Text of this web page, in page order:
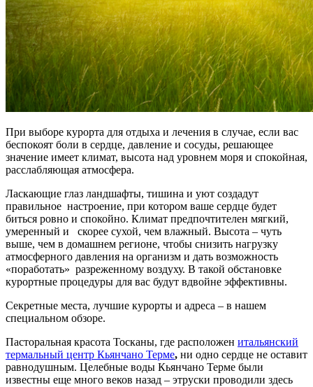
При выборе курорта для отдыха и лечения в случае, если вас
беспокоят боли в сердце, давление и сосуды, решающее
значение имеет климат, высота над уровнем моря и спокойная,
расслабляющая атмосфера.
Ласкающие глаз ландшафты, тишина и уют создадут
правильное настроение, при котором ваше сердце будет
биться ровно и спокойно. Климат предпочтителен мягкий,
умеренный и скорее сухой, чем влажный. Высота – чуть
выше, чем в домашнем регионе, чтобы снизить нагрузку
атмосферного давления на организм и дать возможность
«поработать» разреженному воздуху. В такой обстановке
курортные процедуры для вас будут вдвойне эффективны.
Секретные места, лучшие курорты и адреса – в нашем
специальном обзоре.
Пасторальная красота Тосканы, где расположен итальянский
термальный центр Кьянчано Терме, ни одно сердце не оставит
равнодушным. Целебные воды Кьянчано Терме были
известны еще много веков назад – этруски проводили здесь